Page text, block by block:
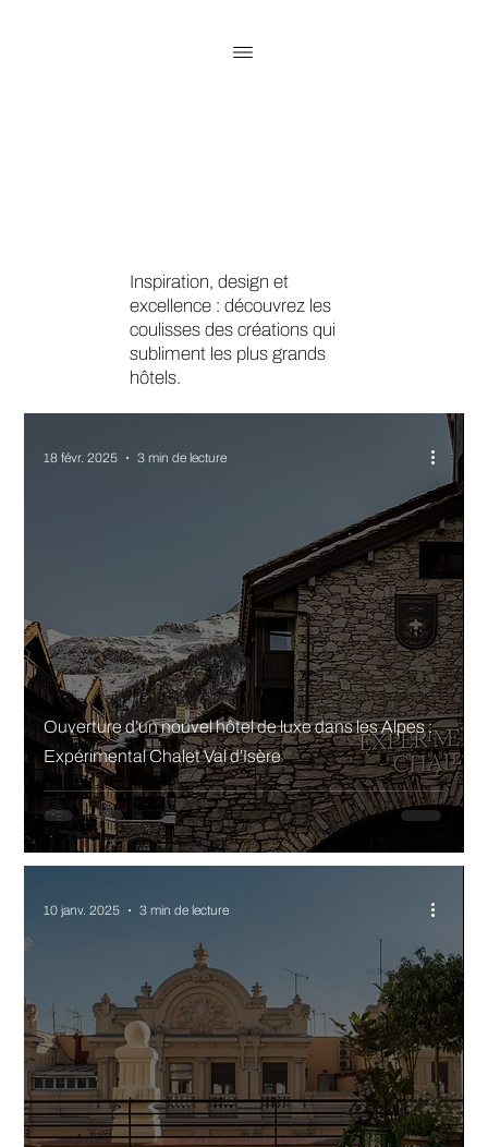
Inspiration, design et
excellence : découvrez les
coulisses des créations qui
subliment les plus grands
hôtels.
Ouverture d’un nouvel hôtel de luxe dans les Alpes :
Expérimental Chalet Val d’Isère
18 févr. 2025 3 min de lecture
10 janv. 2025 3 min de lecture